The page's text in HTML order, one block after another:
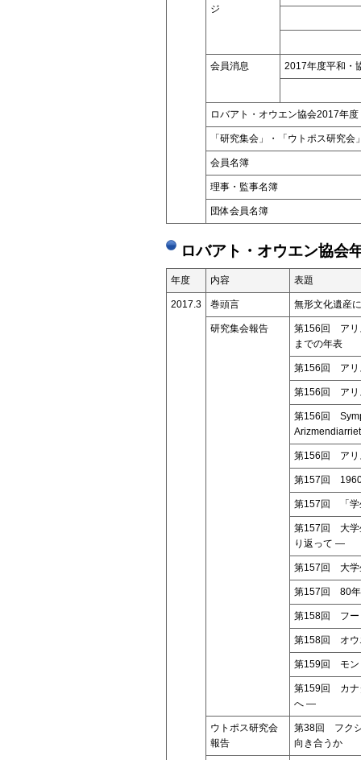
ジ
会員消息 2017年度平和・
ロバアト・オウエン協会2017年
「研究集会」・「ウトポス研究会
会員名簿
理事・監事名簿
団体会員名簿
ロバアト・オウエン協
年度 内容 表題
2017.3 巻頭言 無形文化遺産
研究集会報告
第156回 アリ
までの年表
第156回 アリ
第156回 アリ
第156回
第156回 アリ
第157回 1960
第157回 「学
第157回 大学
り返って ―
第157回 大学
第157回 80年
第158回 フー
第158回 オウ
第159回 モン
第159回 カナ
へ ―
ウトポス研究会
報告
第38回 フクシ
向き合うか